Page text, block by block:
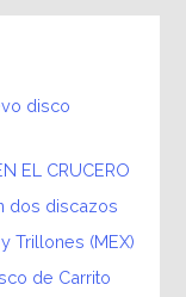
disco
EL CRUCERO
dos discazos
Trillones (MEX)
de Carrito